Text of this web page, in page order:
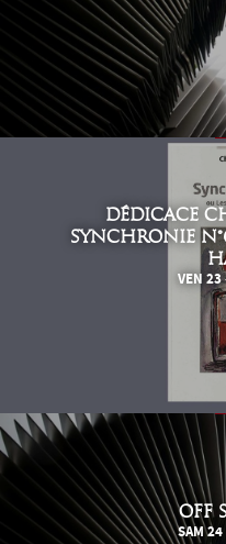
DÉDICACE
SYNCHRONIE
VEN 23
OFF
SAM 24